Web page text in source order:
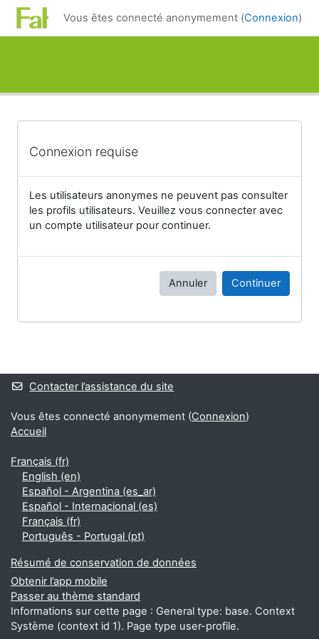
Passer au contenu principal
Vous êtes connecté anonymement (Connexion)
Connexion requise
Les utilisateurs anonymes ne peuvent pas consulter
les profils utilisateurs. Veuillez vous connecter avec
un compte utilisateur pour continuer.
Annuler Continuer
Blocs supplémentaires
Contacter l’assistance du site
Vous êtes connecté anonymement (Connexion)
Accueil
Français ‎(fr)‎
English ‎(en)‎
Español - Argentina ‎(es_ar)‎
Español - Internacional ‎(es)‎
Français ‎(fr)‎
Português - Portugal ‎(pt)‎
Résumé de conservation de données
Obtenir l’app mobile
Passer au thème standard
Informations sur cette page : General type: base. Context
Système (context id 1). Page type user-profile.